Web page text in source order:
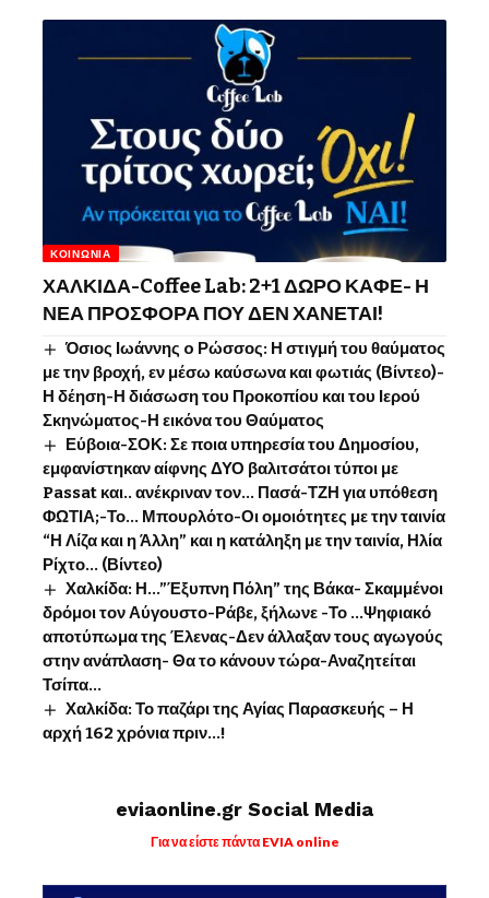
ΚΟΙΝΩΝΊΑ
ΧΑΛΚΙΔΑ-Coffee Lab: 2+1 ΔΩΡΟ ΚΑΦΕ- Η
ΝΕΑ ΠΡΟΣΦΟΡΑ ΠΟΥ ΔΕΝ ΧΑΝΕΤΑΙ!
Όσιος Ιωάννης o Ρώσσος: Η στιγμή του θαύματος
με την βροχή, εν μέσω καύσωνα και φωτιάς (Βίντεο)-
Η δέηση-Η διάσωση του Προκοπίου και του Ιερού
Σκηνώματος-Η εικόνα του Θαύματος
Εύβοια-ΣΟΚ: Σε ποια υπηρεσία του Δημοσίου,
εμφανίστηκαν αίφνης ΔΥΟ βαλιτσάτοι τύποι με
Passat και.. ανέκριναν τον… Πασά-ΤΖΗ για υπόθεση
ΦΩΤΙΑ;-Το… Μπουρλότο-Οι ομοιότητες με την ταινία
“Η Λίζα και η Άλλη” και η κατάληξη με την ταινία, Ηλία
Ρίχτο… (Βίντεο)
Χαλκίδα: Η…”Έξυπνη Πόλη” της Βάκα- Σκαμμένοι
δρόμοι τον Αύγουστο-Ράβε, ξήλωνε -Το …Ψηφιακό
αποτύπωμα της Έλενας-Δεν άλλαξαν τους αγωγούς
στην ανάπλαση- Θα το κάνουν τώρα-Αναζητείται
Τσίπα…
Χαλκίδα: Το παζάρι της Αγίας Παρασκευής – Η
αρχή 162 χρόνια πριν…!
eviaonline.gr Social Media
Για να είστε πάντα EVIA online